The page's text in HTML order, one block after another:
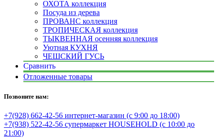
ОХОТА коллекция
Посуда из дерева
ПРОВАНС коллекция
ТРОПИЧЕСКАЯ коллекция
ТЫКВЕННАЯ осенняя коллекция
Уютная КУХНЯ
ЧЕШСКИЙ ГУСЬ
Сравнить
Отложенные товары
Позвоните нам:
+7(928) 662-42-56 интернет-магазин (с 9:00 до 18:00)
+7(938) 522-42-56 супермаркет HOUSEHOLD (с 10:00 до
21:00)